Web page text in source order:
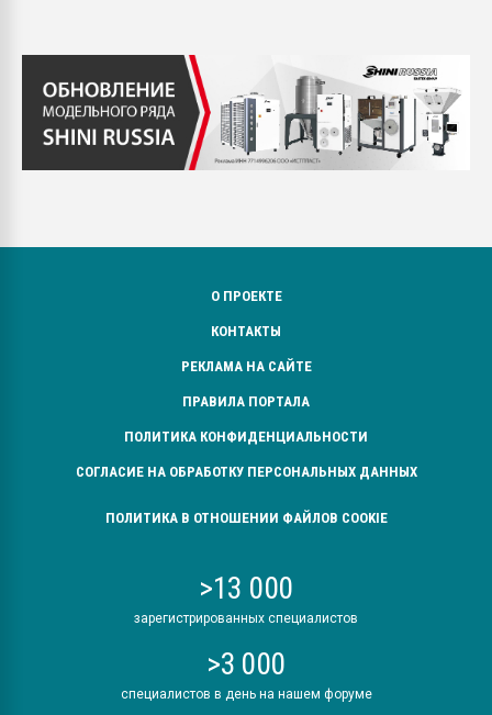
О ПРОЕКТЕ
КОНТАКТЫ
РЕКЛАМА НА САЙТЕ
ПРАВИЛА ПОРТАЛА
ПОЛИТИКА КОНФИДЕНЦИАЛЬНОСТИ
СОГЛАСИЕ НА ОБРАБОТКУ ПЕРСОНАЛЬНЫХ ДАННЫХ
ПОЛИТИКА В ОТНОШЕНИИ ФАЙЛОВ COOKIE
>13 000
зарегистрированных специалистов
>3 000
специалистов в день на нашем форуме